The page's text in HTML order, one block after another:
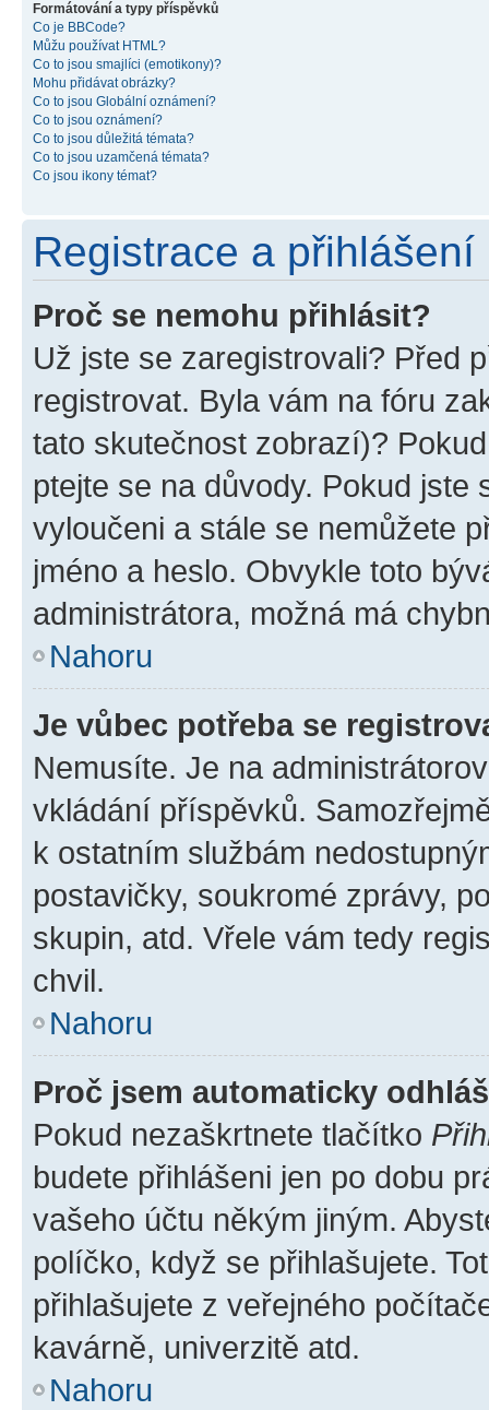
Formátování a typy příspěvků
Co je BBCode?
Můžu používat HTML?
Co to jsou smajlíci (emotikony)?
Mohu přidávat obrázky?
Co to jsou Globální oznámení?
Co to jsou oznámení?
Co to jsou důležitá témata?
Co to jsou uzamčená témata?
Co jsou ikony témat?
Registrace a přihlášení
Proč se nemohu přihlásit?
Už jste se zaregistrovali? Před
registrovat. Byla vám na fóru
tato skutečnost zobrazí)?
ptejte se na důvody. Pokud jste
vyloučeni a stále se nemůžete
jméno a heslo. Obvykle toto
administrátora, možná má
Nahoru
Je vůbec potřeba se
Nemusíte. Je na
vkládání příspěvků.
k ostatním službám
postavičky, soukromé zprávy,
skupin, atd. Vřele vám tedy
chvil.
Nahoru
Proč jsem automaticky
Pokud nezaškrtnete tlačítko
budete přihlášeni jen po dobu
vašeho účtu někým jiným.
políčko, když se přihlašujete.
přihlašujete z veřejného
kavárně, univerzitě atd.
Nahoru